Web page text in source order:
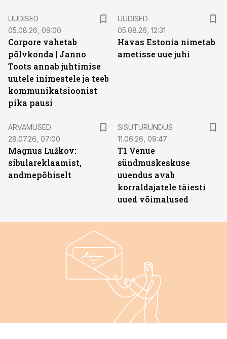
UUDISED
05.08.26, 09:00
Corpore vahetab
põlvkonda | Janno
Toots annab juhtimise
uutele inimestele ja teeb
kommunikatsioonist
pika pausi
UUDISED
05.08.26, 12:31
Havas Estonia nimetab
ametisse uue juhi
ARVAMUSED
28.07.26, 07:00
Magnus Lužkov:
sibulareklaamist,
andmepõhiselt
SISUTURUNDUS
11.06.26, 09:47
T1 Venue
sündmuskeskuse
uuendus avab
korraldajatele täiesti
uued võimalused